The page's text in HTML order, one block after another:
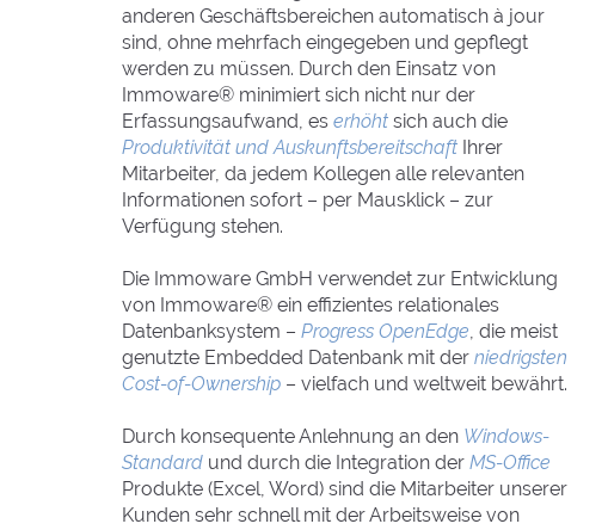
anderen Geschäftsbereichen automatisch à jour
sind, ohne mehrfach eingegeben und gepflegt
werden zu müssen. Durch den Einsatz von
Immoware® minimiert sich nicht nur der
Erfassungsaufwand, es erhöht sich auch die
Produktivität und Auskunftsbereitschaft Ihrer
Mitarbeiter, da jedem Kollegen alle relevanten
Informationen sofort – per Mausklick – zur
Verfügung stehen.
Die Immoware GmbH verwendet zur Entwicklung
von Immoware® ein effizientes relationales
Datenbanksystem – Progress OpenEdge , die meist
genutzte Embedded Datenbank mit der niedrigsten
Cost-of-Ownership – vielfach und weltweit bewährt.
Durch konsequente Anlehnung an den Windows-
Standard und durch die Integration der MS-Office
Produkte (Excel, Word) sind die Mitarbeiter unserer
Kunden sehr schnell mit der Arbeitsweise von